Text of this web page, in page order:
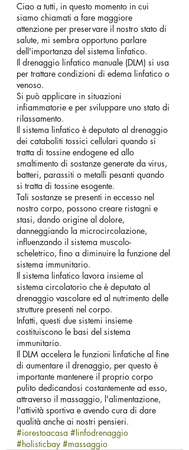
Ciao a tutti, in questo momento in cui
siamo chiamati a fare maggiore
attenzione per preservare il nostro stato di
salute, mi sembra opportuno parlare
dell'importanza del sistema linfatico.
Il drenaggio linfatico manuale (DLM) si usa
per trattare condizioni di edema linfatico o
venoso.
Si può applicare in situazioni
infiammatorie e per sviluppare uno stato di
rilassamento.
Il sistema linfatico è deputato al drenaggio
dei cataboliti tossici cellulari quando si
tratta di tossine endogene ed allo
smaltimento di sostanze generate da virus,
batteri, parassiti o metalli pesanti quando
si tratta di tossine esogente.
Tali sostanze se presenti in eccesso nel
nostro corpo, possono creare ristagni e
stasi, dando origine al dolore,
danneggiando la microcircolazione,
influenzando il sistema muscolo-
scheletrico, fino a diminuire la funzione del
sistema immunitario.
Il sistema linfatico lavora insieme al
sistema circolatorio che è deputato al
drenaggio vascolare ed al nutrimento delle
strutture presenti nel corpo.
Infatti, questi due sistemi insieme
costituiscono le basi del sistema
immunitario.
Il DLM accelera le funzioni linfatiche al fine
di aumentare il drenaggio, per questo è
importante mantenere il proprio corpo
pulito dedicandosi costantemente ad esso,
attraverso il massaggio, l'alimentazione,
l'attività sportiva e avendo cura di dare
qualità anche ai nostri pensieri.
#iorestoacasa #linfodrenaggio
#holisticbay #massaggio